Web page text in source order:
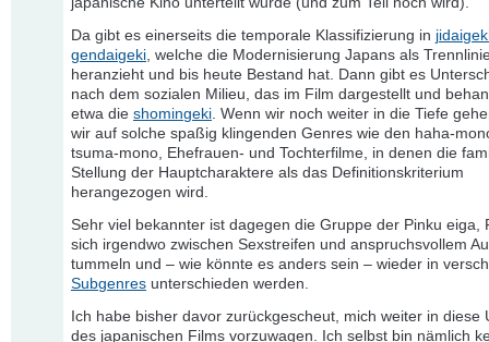
Da gibt es einerseits die temporale Klassifizierung in
gendaigeki, welche die Modernisierung Japans als
heranzieht und bis heute Bestand hat. Dann gibt es
nach dem sozialen Milieu, das im Film dargestellt und
etwa die shomingeki. Wenn wir noch weiter in die Tiefe
wir auf solche spaßig klingenden Genres wie den haha-
tsuma-mono, Ehefrauen- und Tochterfilme, in denen die
Stellung der Hauptcharaktere als das Definitionskriterium
herangezogen wird.
Sehr viel bekannter ist dagegen die Gruppe der Pinku eiga,
sich irgendwo zwischen Sexstreifen und anspruchsvollem
tummeln und – wie könnte es anders sein – wieder in
Subgenres unterschieden werden.
Ich habe bisher davor zurückgescheut, mich weiter in diese
des japanischen Films vorzuwagen. Ich selbst bin nämlich